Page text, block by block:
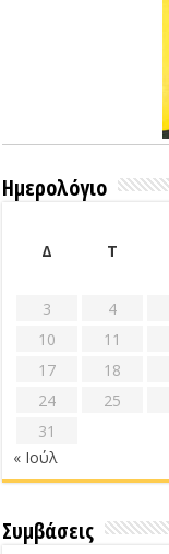
Ημερολόγιο
Δ
Τ
3
4
10
11
17
18
24
25
31
« Ιούλ
Συμβάσεις